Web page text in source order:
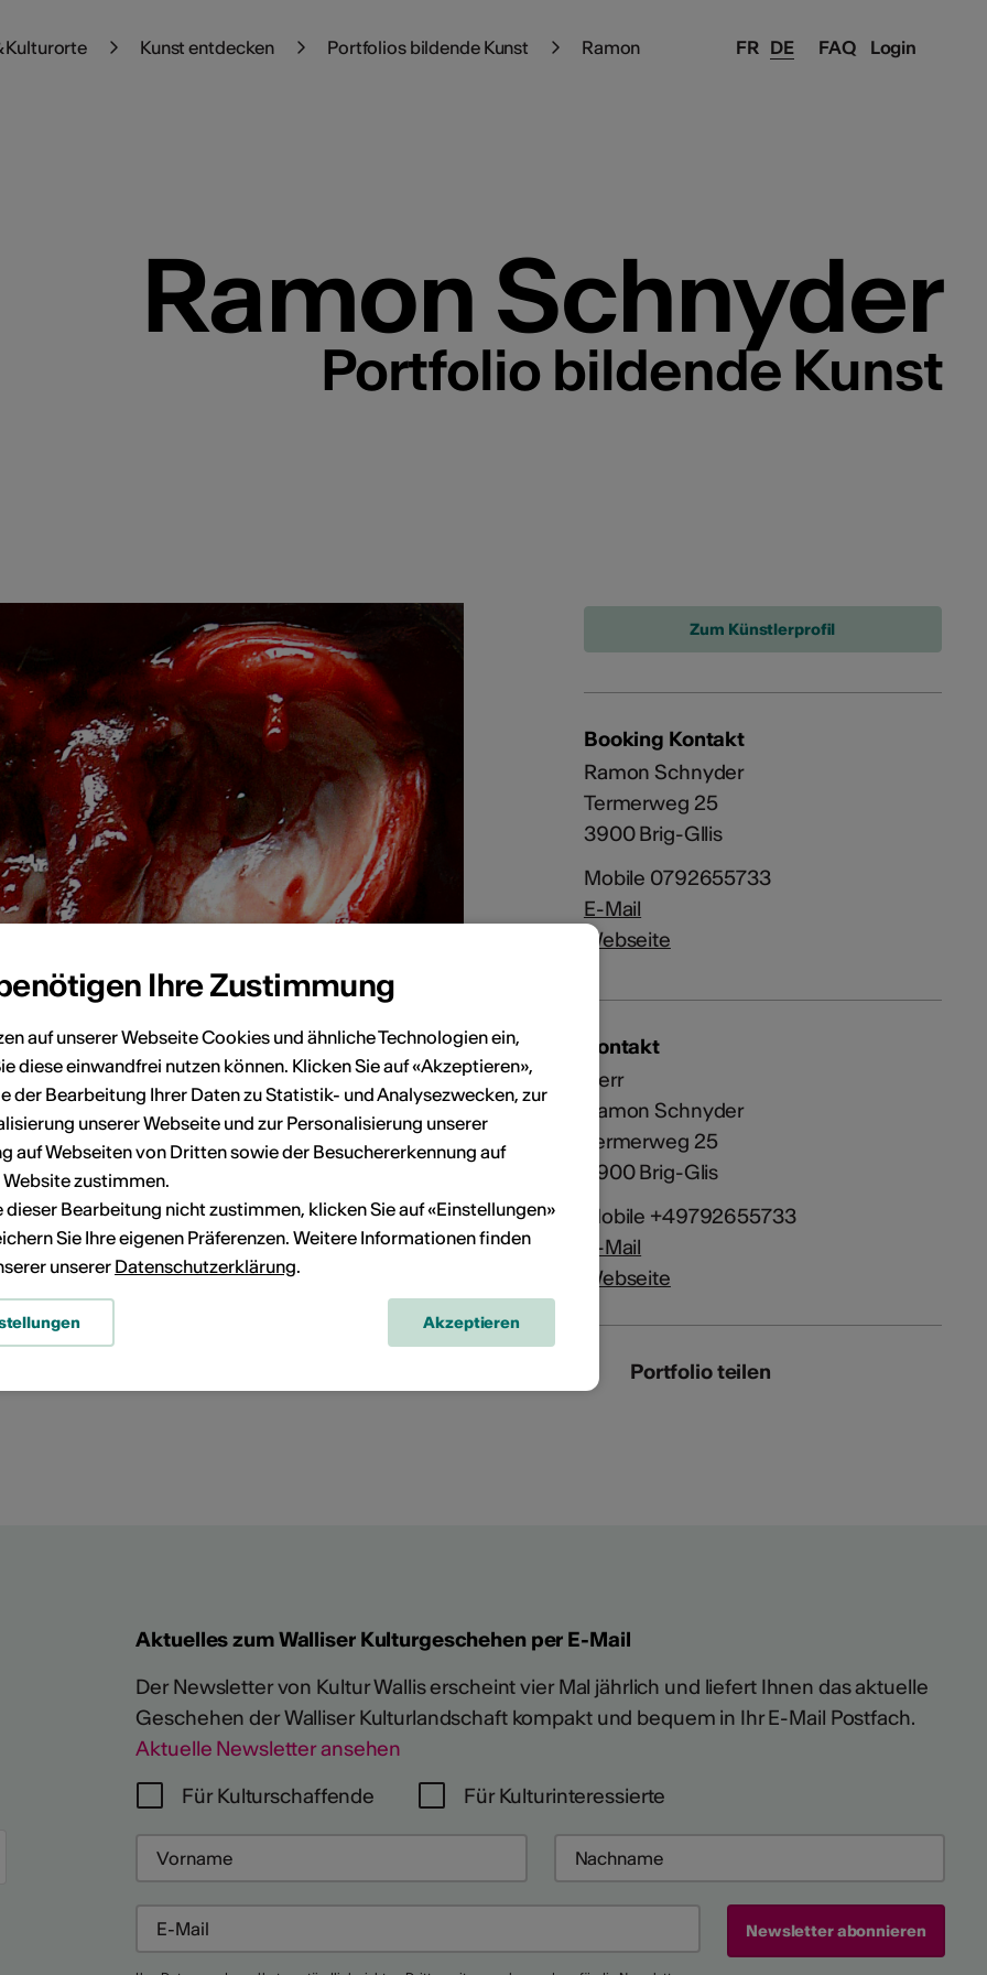
FAQ Login
FR DE
Kulturorte Kunst entdecken Portfolios bildende Kunst Ramon
Ramon Schnyder
Portfolio bildende Kunst
2009
Fine Art print
Zum Künstlerprofil
Booking Kontakt
Ramon Schnyder
Termerweg 25
3900 Brig-Gllis
Mobile 0792655733
E-Mail
Webseite
Kontakt
Herr
Ramon Schnyder
Termerweg 25
3900 Brig-Glis
Mobile +49792655733
E-Mail
Webseite
Portfolio teilen
Aktuelles zum Walliser Kulturgeschehen per E-Mail
Der Newsletter von Kultur Wallis erscheint vier Mal jährlich und liefert Ihnen das aktuelle
Geschehen der Walliser Kulturlandschaft kompakt und bequem in Ihr E-Mail Postfach.
Aktuelle Newsletter ansehen
Für Kulturschaffende
Für Kulturinteressierte
Ihre Zustimmung
auf unserer Webseite Cookies und ähnliche Technologien ein,
diese einwandfrei nutzen können. Klicken Sie auf «Akzeptieren»,
der Bearbeitung Ihrer Daten zu Statistik- und Analysezwecken, zur
unserer Webseite und zur Personalisierung unserer
auf Webseiten von Dritten sowie der Besuchererkennung auf
zustimmen.
dieser Bearbeitung nicht zustimmen, klicken Sie auf «Einstellungen»
Sie Ihre eigenen Präferenzen. Weitere Informationen finden
unserer Datenschutzerklärung.
Akzeptieren